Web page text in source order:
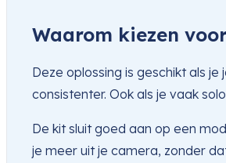
Waarom kiezen
Deze oplossing is geschikt als
consistenter. Ook als je vaak
De kit sluit goed aan op een
je meer uit je camera, zonder